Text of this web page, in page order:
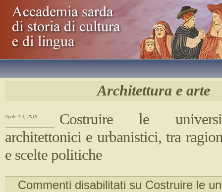
Architettura e arte
Aprile 1st, 2019
Costruire le
architettonici e urbanistici, tra
e scelte politiche
Commenti disabilitati su Costruire le